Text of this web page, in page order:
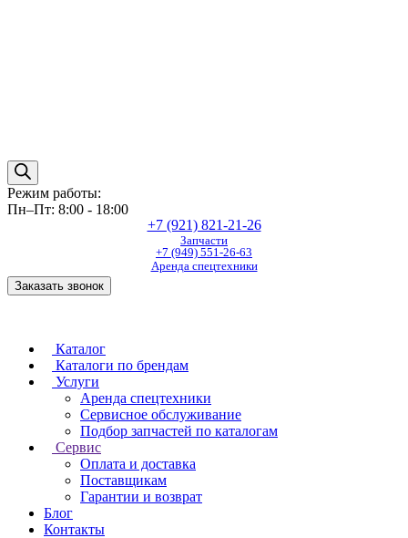
Режим работы:
Пн–Пт: 8:00 - 18:00
+7 (921) 821-21-26
Запчасти
+7 (949) 551-26-63
Аренда спецтехники
Заказать звонок
Каталог
Каталоги по брендам
Услуги
Аренда спецтехники
Сервисное обслуживание
Подбор запчастей по каталогам
Сервис
Оплата и доставка
Поставщикам
Гарантии и возврат
Блог
Контакты